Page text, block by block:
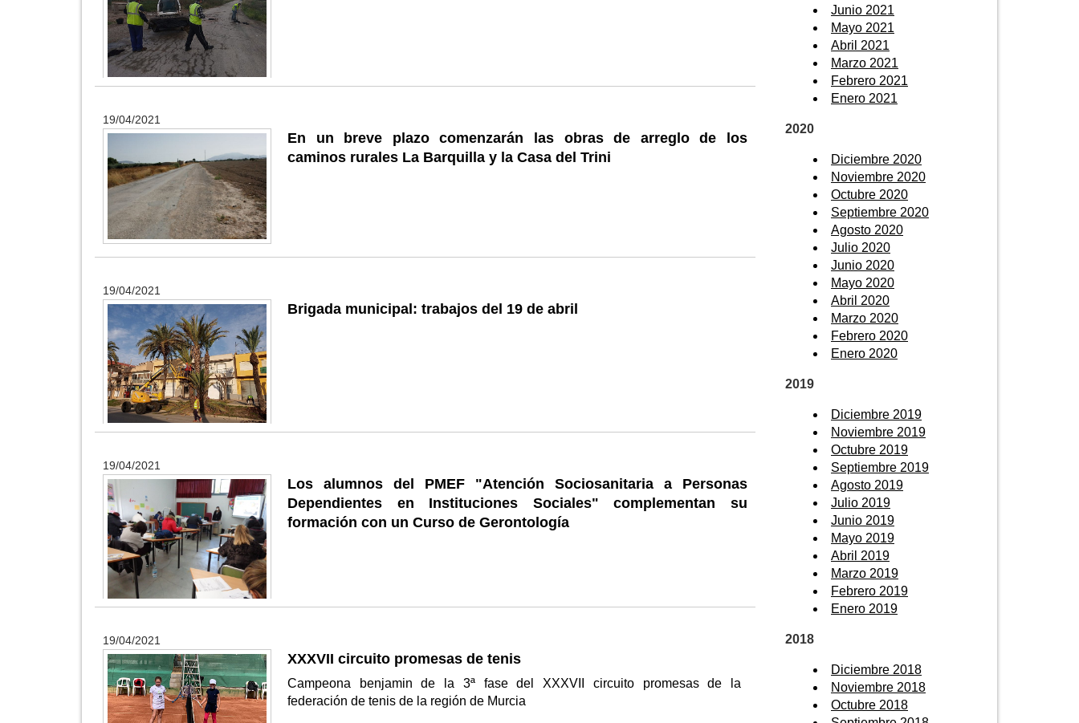
19/04/2021
En un breve plazo comenzarán las obras de arreglo de los
caminos rurales La Barquilla y la Casa del Trini
19/04/2021
Brigada municipal: trabajos del 19 de abril
19/04/2021
Los alumnos del PMEF "Atención Sociosanitaria a Personas
Dependientes en Instituciones Sociales" complementan su
formación con un Curso de Gerontología
19/04/2021
XXXVII circuito promesas de tenis
Campeona benjamin de la 3ª fase del XXXVII circuito promesas de la
federación de tenis de la región de Murcia
Junio 2021
Mayo 2021
Abril 2021
Marzo 2021
Febrero 2021
Enero 2021
2020
Diciembre 2020
Noviembre 2020
Octubre 2020
Septiembre 2020
Agosto 2020
Julio 2020
Junio 2020
Mayo 2020
Abril 2020
Marzo 2020
Febrero 2020
Enero 2020
2019
Diciembre 2019
Noviembre 2019
Octubre 2019
Septiembre 2019
Agosto 2019
Julio 2019
Junio 2019
Mayo 2019
Abril 2019
Marzo 2019
Febrero 2019
Enero 2019
2018
Diciembre 2018
Noviembre 2018
Octubre 2018